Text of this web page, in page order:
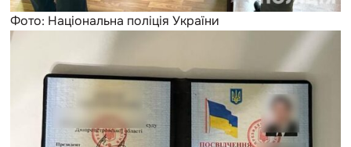
Фото: Національна поліція України